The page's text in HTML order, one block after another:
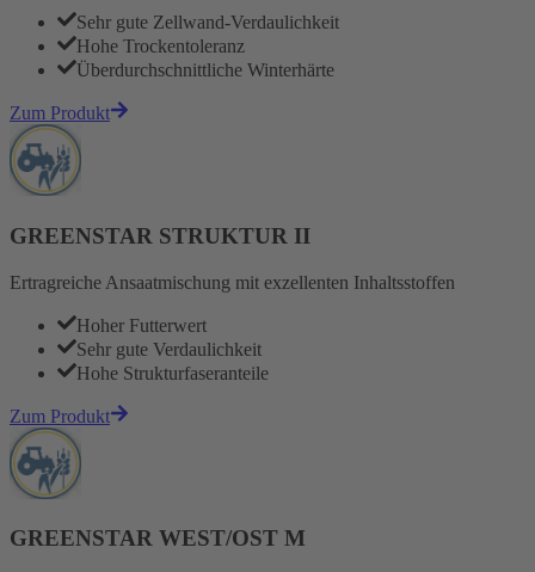
Sehr gute Zellwand-Verdaulichkeit
Hohe Trockentoleranz
Überdurchschnittliche Winterhärte
Zum Produkt
GREENSTAR STRUKTUR II
Ertragreiche Ansaatmischung mit exzellenten Inhaltsstoffen
Hoher Futterwert
Sehr gute Verdaulichkeit
Hohe Strukturfaseranteile
Zum Produkt
GREENSTAR WEST/OST M